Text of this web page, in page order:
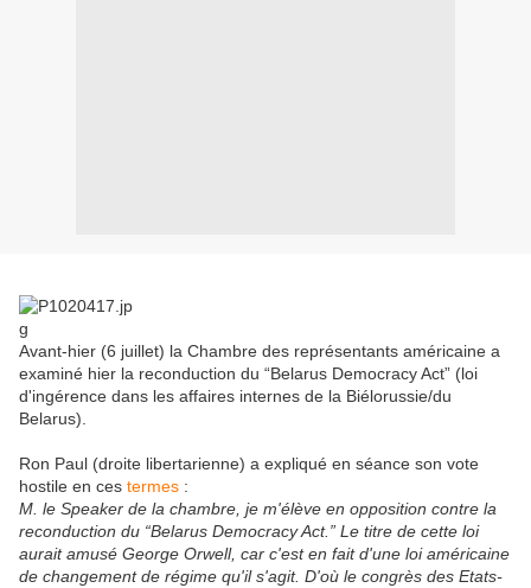
Avant-hier (6 juillet) la Chambre des représentants américaine a
examiné hier la reconduction du “Belarus Democracy Act” (loi
d'ingérence dans les affaires internes de la Biélorussie/du
Belarus).
Ron Paul (droite libertarienne) a expliqué en séance son vote
hostile en ces termes :
M. le Speaker de la chambre, je m'élève en opposition contre la
reconduction du “Belarus Democracy Act.” Le titre de cette loi
aurait amusé George Orwell, car c'est en fait d'une loi américaine
de changement de régime qu'il s'agit. D'où le congrès des Etats-